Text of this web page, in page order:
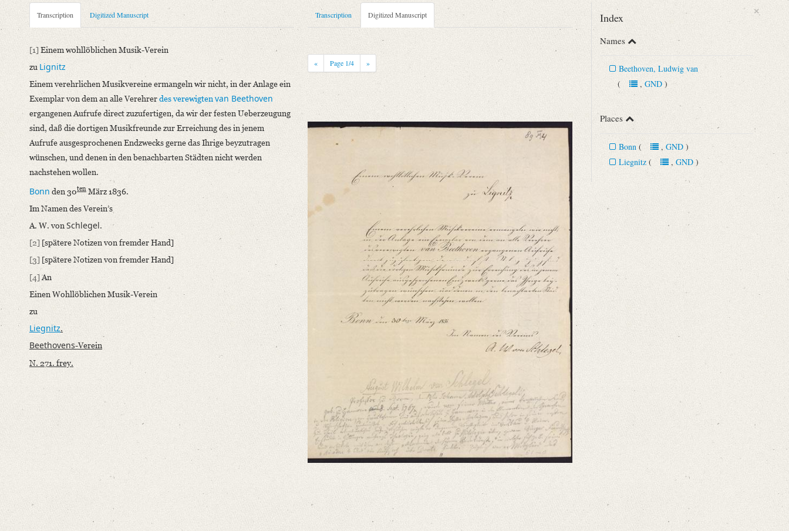
Metadata Concerning Header
Sender: August Wilhelm von Schlegel, Verein für Beethovens Denkmal (Bonn)
Recipient: Musikverein Liegnitz
Place of Dispatch: Bonn
Place of Destination: Liegnitz
Date: 30.03.1836
Notations: Von Schreiberhand. Nur Unterschrift eigenhändig.
Manuscript
Provider: Amsterdam, Bijzondere Collecties van Bibliotheek van de Universiteit van Amsterdam
Classification Number: Bijzondere Collecties van de Universiteit van Amsterdam, hs. 89 F 4
Number of Pages: 2 S., hs. m. U.
Incipit: „[1] Einem wohllöblichen Musik-Verein
zu Lignitz
Einem verehrlichen Musikvereine ermangeln wir nicht, in der Anlage ein Exemplar von dem an alle [...]“
Language
German
Bamberg, Claudia
Transcription Digitized Manuscript
[1]Einem wohllöblichen Musik-Verein
zu Lignitz
Einem verehrlichen Musikvereine ermangeln wir nicht, in der Anlage ein
Exemplar von dem an alle Verehrerdes verewigtenvan Beethoven
ergangenen Aufrufe direct zuzufertigen, da wir der festen Ueberzeugung
sind, daß die dortigen Musikfreunde zur Erreichung des in jenem
Aufrufe ausgesprochenen Endzwecks gerne das Ihrige beyzutragen
wünschen, und denen in den benachbarten Städten nicht werden
nachstehen wollen.
Bonn den 30ten März 1836.
Im Namen des Verein’s
A. W. vonSchlegel.
[2] [spätere Notizen von fremder Hand]
[3] [spätere Notizen von fremder Hand]
[4] An
Einen Wohllöblichen Musik-Verein
zu
Liegnitz.
Beethovens-Verein
N. 271. frey.
Transcription Digitized Manuscript
« Page 1/4 »
×
Index
Names
Beethoven, Ludwig van
(, GND)
Places
Bonn (, GND)
Liegnitz (, GND)